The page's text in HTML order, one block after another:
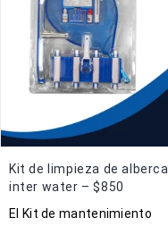
Kit de limpieza de alberca
inter water – $850
El Kit de mantenimiento